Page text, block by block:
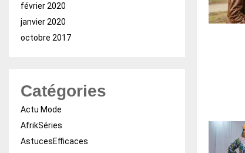
février 2020
janvier 2020
octobre 2017
Catégories
Actu Mode
AfrikSéries
AstucesEfficaces